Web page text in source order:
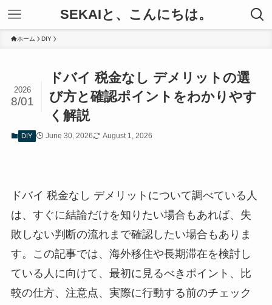
SEKAIと、こんにちは。
ホーム DIY
ドバイ 税金なし デメリットの選
び方と確認ポイントをわかりやす
く解説
2026
8/01
DIY June 30, 2026 August 1, 2026
ドバイ 税金なし デメリットについて調べている人
は、すぐに結論だけを知りたい場合もあれば、失
敗しない判断の流れまで確認したい場合もありま
す。この記事では、海外移住や長期滞在を検討し
ている人に向けて、最初に見るべきポイント、比
較の仕方、注意点、実際に行動する前のチェック